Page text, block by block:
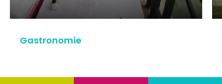
Gastronomie